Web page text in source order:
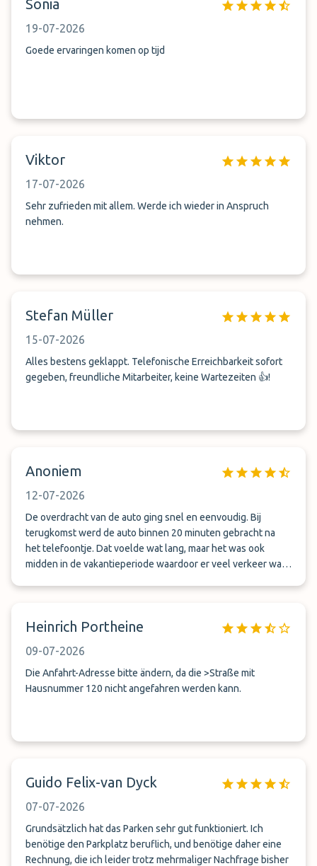
Sonia
19-07-2026
Goede ervaringen komen op tijd
Viktor
17-07-2026
Sehr zufrieden mit allem. Werde ich wieder in Anspruch
nehmen.
Stefan Müller
15-07-2026
Alles bestens geklappt. Telefonische Erreichbarkeit sofort
gegeben, freundliche Mitarbeiter, keine Wartezeiten 👍!
Anoniem
12-07-2026
De overdracht van de auto ging snel en eenvoudig. Bij
terugkomst werd de auto binnen 20 minuten gebracht na
het telefoontje. Dat voelde wat lang, maar het was ook
midden in de vakantieperiode waardoor er veel verkeer was
Heinrich Portheine
09-07-2026
Die Anfahrt-Adresse bitte ändern, da die >Straße mit
Hausnummer 120 nicht angefahren werden kann.
Guido Felix-van Dyck
07-07-2026
Grundsätzlich hat das Parken sehr gut funktioniert. Ich
benötige den Parkplatz beruflich, und benötige daher eine
Rechnung, die ich leider trotz mehrmaliger Nachfrage bisher